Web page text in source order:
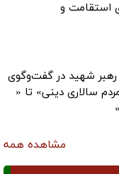
استقامت و
رهبر شهید در گفت‌وگوی
سالاری دینی» تا «
مشاهده همه